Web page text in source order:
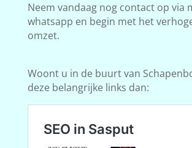
Neem vandaag nog contact op via
whatsapp en begin met het
omzet.
Woont u in de buurt van
deze belangrijke links dan: